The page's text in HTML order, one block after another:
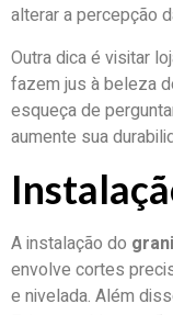
alterar a percepção
Outra dica é visitar
fazem jus à beleza
esqueça de
aumente sua
A instalação do
envolve cortes
e nivelada. Além